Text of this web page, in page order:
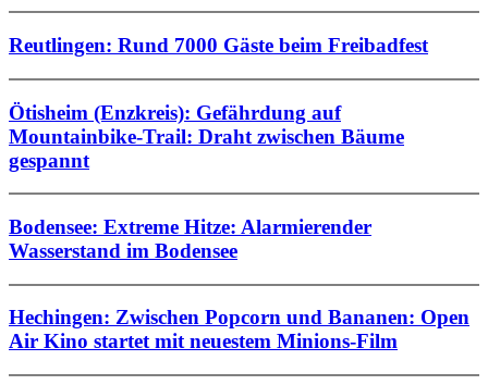
Reutlingen: Rund 7000 Gäste beim Freibadfest
Ötisheim (Enzkreis): Gefährdung auf
Mountainbike-Trail: Draht zwischen Bäume
gespannt
Bodensee: Extreme Hitze: Alarmierender
Wasserstand im Bodensee
Hechingen: Zwischen Popcorn und Bananen: Open
Air Kino startet mit neuestem Minions-Film